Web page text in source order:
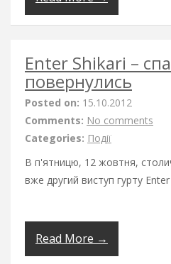
Enter Shikari –
повернулись
Posted on: 15.10.2012
Comments: No comments
Categories: Події
В п'ятницю, 12 жовтня,
вже другий виступ гурту Enter
Read More →